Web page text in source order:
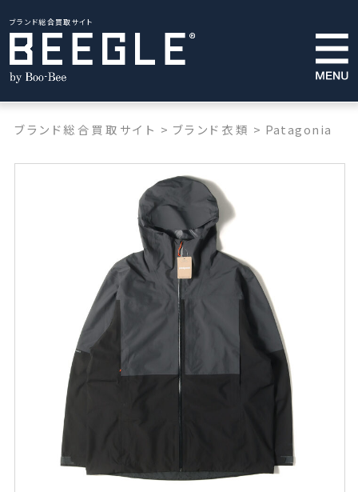
ブランド総合買取サイト
ブランド総合買取サイト > ブランド衣類 > Patagonia